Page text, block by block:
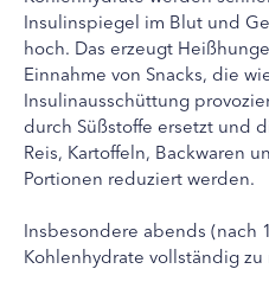
Insulinspiegel im Blut und
hoch. Das erzeugt
Einnahme von Snacks, die
Insulinausschüttung
durch Süßstoffe ersetzt und
Reis, Kartoffeln, Backwaren
Portionen reduziert werden.
Insbesondere abends (nach
Kohlenhydrate vollständig